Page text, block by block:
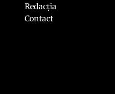
Redacția
Contact